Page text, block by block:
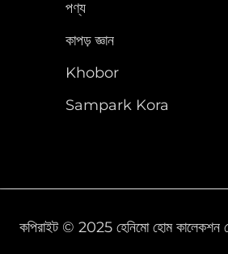
পণ্য
কাপড় জ্ঞান
Khobor
Sampark Kora
কপিরাইট © 2025 হেনিমো হোম কালেকশন